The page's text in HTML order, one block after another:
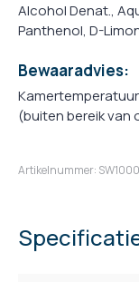
Alcohol Denat.,
Panthenol, D-
Bewaaradvies:
(buiten bereik van
Artikelnummer: